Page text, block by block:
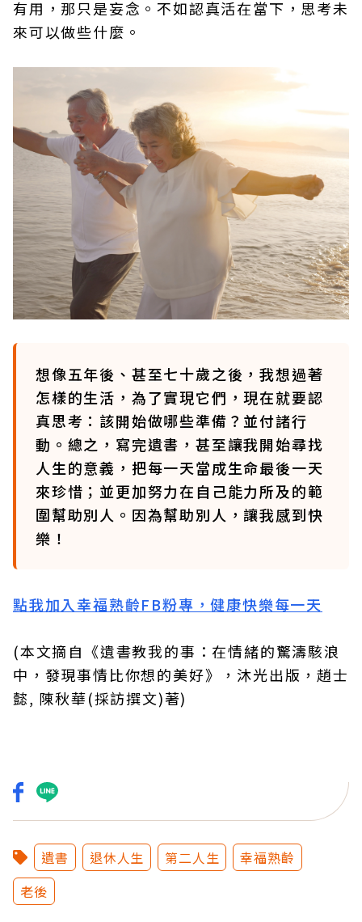
有用，那只是妄念。不如認真活在當下，思考未
來可以做些什麼。
想像五年後、甚至七十歲之後，我想過著
怎樣的生活，為了實現它們，現在就要認
真思考：該開始做哪些準備？並付諸行
動。總之，寫完遺書，甚至讓我開始尋找
人生的意義，把每一天當成生命最後一天
來珍惜；並更加努力在自己能力所及的範
圍幫助別人。因為幫助別人，讓我感到快
樂！
點我加入幸福熟齡FB粉專，健康快樂每一天
(本文摘自《遺書教我的事：在情緒的驚濤駭浪
中，發現事情比你想的美好》，沐光出版，趙士
懿, 陳秋華(採訪撰文)著)
遺書 退休人生 第二人生
幸福熟齡
老後